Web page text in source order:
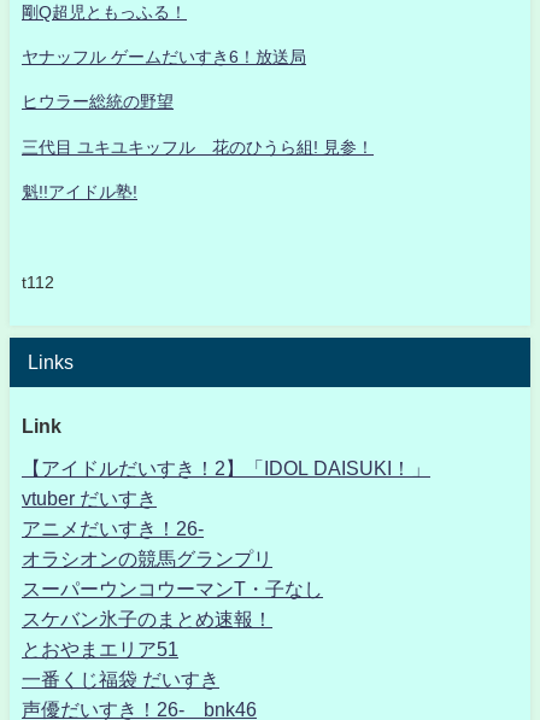
剛Q超児ともっふる！
ヤナッフル ゲームだいすき6！放送局
ヒウラー総統の野望
三代目 ユキユキッフル 花のひうら組! 見参！
魁!!アイドル塾!
t112
Links
Link
【アイドルだいすき！2】「IDOL DAISUKI！」
vtuber だいすき
アニメだいすき！26-
オラシオンの競馬グランプリ
スーパーウンコウーマンT・子なし
スケバン氷子のまとめ速報！
とおやまエリア51
一番くじ福袋 だいすき
声優だいすき！26- bnk46